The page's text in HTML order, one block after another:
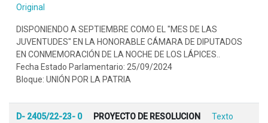
Original
DISPONIENDO A SEPTIEMBRE COMO EL "MES DE LAS
JUVENTUDES" EN LA HONORABLE CÁMARA DE DIPUTADOS
EN CONMEMORACIÓN DE LA NOCHE DE LOS LÁPICES..
Fecha Estado Parlamentario: 25/09/2024
Bloque: UNIÓN POR LA PATRIA
D- 2405/22-23- 0 PROYECTO DE RESOLUCION
Texto